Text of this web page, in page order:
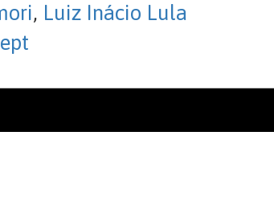
, Luiz Inácio Lula